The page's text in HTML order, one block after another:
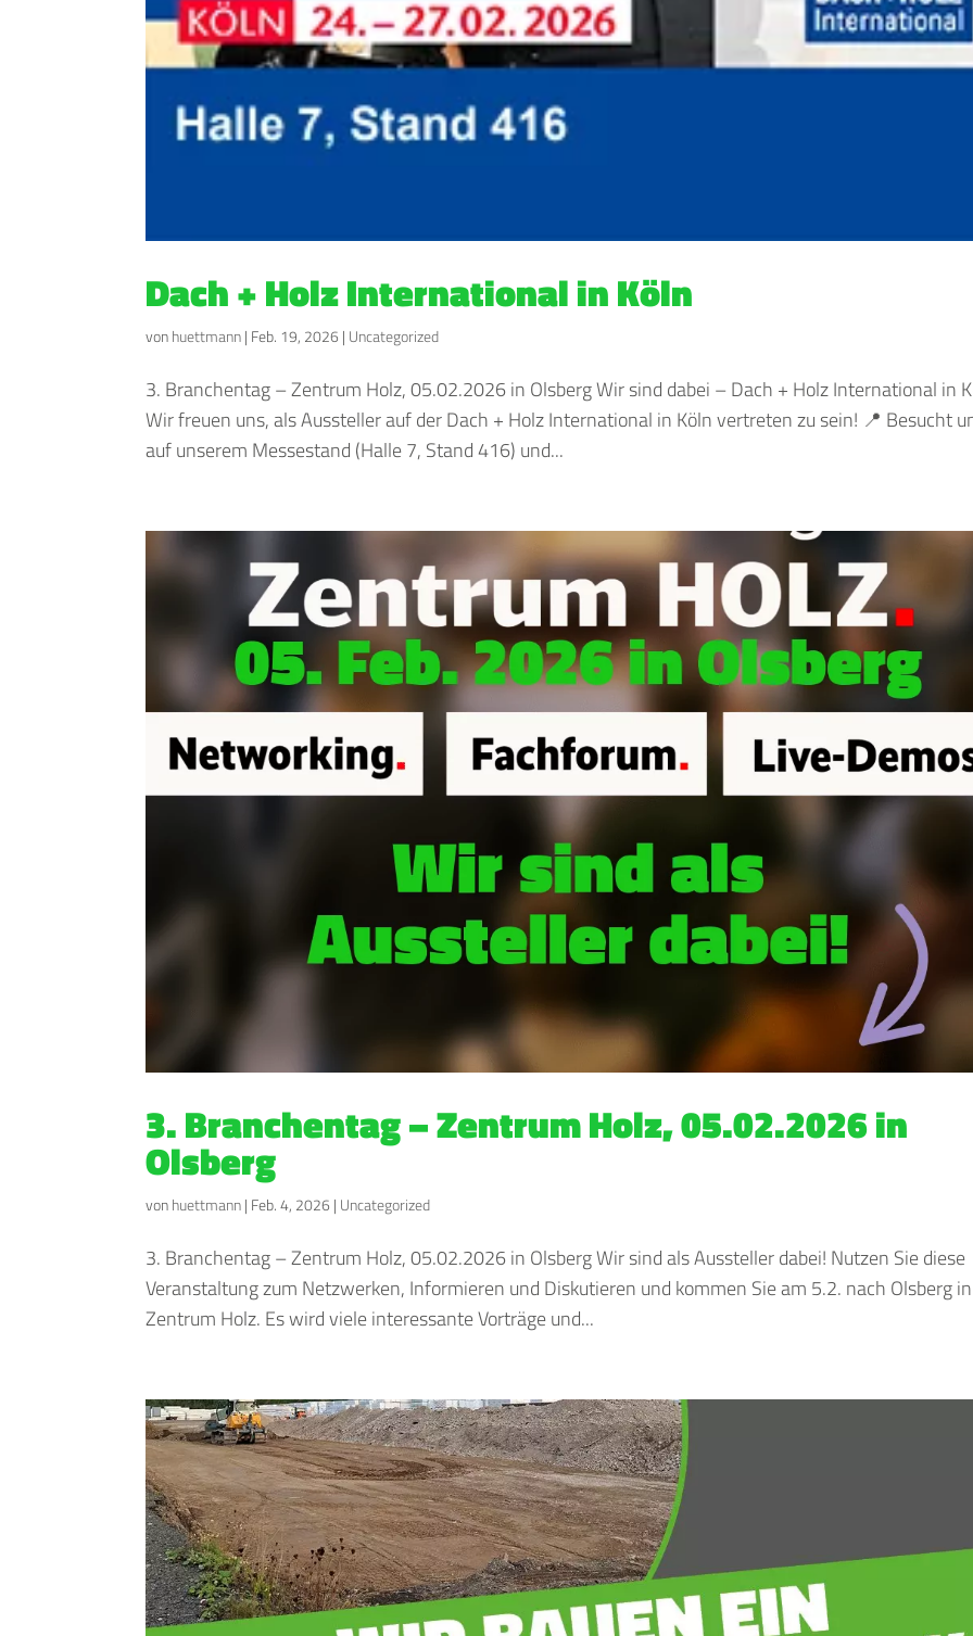
Dach + Holz International in Köln
vonhuettmann| Feb. 19, 2026 | Uncategorized
3. Branchentag – Zentrum Holz, 05.02.2026 in Olsberg Wir sind dabei – Dach + Holz International in
Wir freuen uns, als Aussteller auf der Dach + Holz International in Köln vertreten zu sein! 📍 Besucht
auf unserem Messestand (Halle 7, Stand 416) und...
3. Branchentag – Zentrum Holz, 05.02.2026 in
Olsberg
vonhuettmann| Feb. 4, 2026 | Uncategorized
3. Branchentag – Zentrum Holz, 05.02.2026 in Olsberg Wir sind als Aussteller dabei! Nutzen Sie diese
Veranstaltung zum Netzwerken, Informieren und Diskutieren und kommen Sie am 5.2. nach Olsberg
Zentrum Holz. Es wird viele interessante Vorträge und...